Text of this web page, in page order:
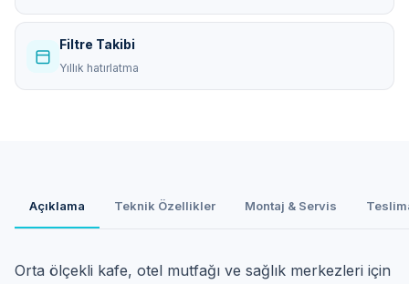
Filtre Takibi
Yıllık hatırlatma
Açıklama Teknik Özellikler Montaj & Servis
Orta ölçekli kafe, otel mutfağı ve sağlık merkezleri için